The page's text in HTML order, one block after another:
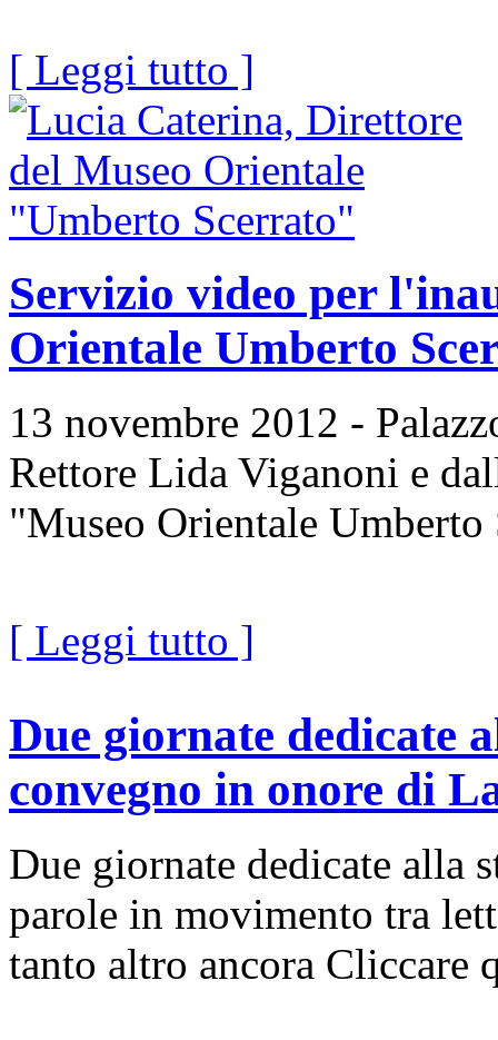
[ Leggi tutto ]
Servizio video per
Orientale Umberto
13 novembre 2012 -
Rettore Lida Viganoni e
"Museo Orientale Umberto
[ Leggi tutto ]
Due giornate dedicate
convegno in onore di
Due giornate dedicate alla
parole in movimento tra
tanto altro ancora Cliccare